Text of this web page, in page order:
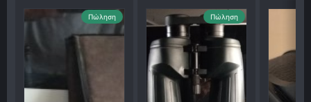
Πώληση Πώληση